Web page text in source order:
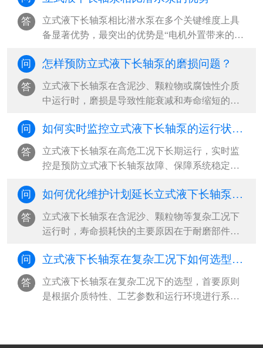
械三类损失，同时优化立式液下长轴泵吸入条件
与管路系统，可实现立式液下长轴泵整体能效提
升20%-40%‌。···
答
立式液下长轴泵相比潜水泵在多个关键维度上具
备显著优势，‌最突出的优势是“电机外置带来的高
含固体颗粒的恶劣工况，能有效避免电机进水损
坏风险，并支持在线检修与局部更换，大幅降低
立式液下长轴泵全生命周期运维成本‌。···
问 怎样预防立式液下长轴泵的磨损问题？
答
立式液下长轴泵在含泥沙、颗粒物或腐蚀性介质
中运行时，磨损是导致性能衰减和寿命缩短的主
期维护”三位一体，从源头减少立式液下长轴泵磨
损冲击，延长立式液下长轴泵关键部件使用寿
命‌。···
问 如何实时监控立式液下长轴泵的运行状态？
答
立式液下长轴泵在高危工况下长期运行，实时监
控是预防立式液下长轴泵故障、保障系统稳定的
+智能分析+远程可视化”的工业物联网体系，通过
振动、液位、温度、电流等关键参数的24小时在
线监测，结合阈值报警与趋势预测，实现从被动
响应到主动预防的立式液下长轴泵运维升级‌。···
问 如何优化维护计划延长立式液下长轴泵寿命？
答
立式液下长轴泵在含泥沙、颗粒物等复杂工况下
运行时，寿命损耗快的主要原因在于‌耐磨部件磨
泵使用寿命，必须从“被动维修”转向“系统性预防
维护”，‌最有效的策略是建立基于工况特征的差异
化维护计划，结合关键参数监控与周期性干预，
实现寿命延长30%以上‌。···
问 立式液下长轴泵在复杂工况下如何选型？ ​
答
立式液下长轴泵在复杂工况下的选型，‌首要原则
是根据介质特性、工艺参数和运行环境进行系统